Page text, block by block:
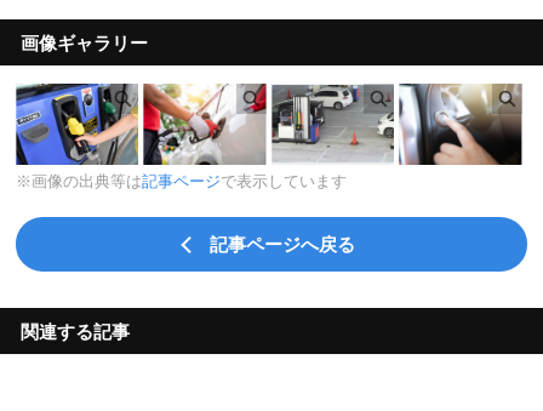
画像ギャラリー
※画像の出典等は記事ページで表示しています
記事ページへ戻る
関連する記事